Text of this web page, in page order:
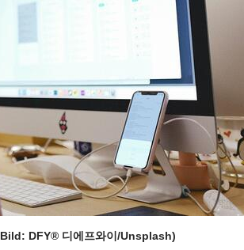
DFY® 디에프와이/Unsplash)